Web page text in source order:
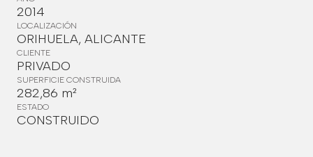
2014
LOCALIZACIÓN
ORIHUELA, ALICANTE
CLIENTE
PRIVADO
SUPERFICIE CONSTRUIDA
282,86 m²
ESTADO
CONSTRUIDO